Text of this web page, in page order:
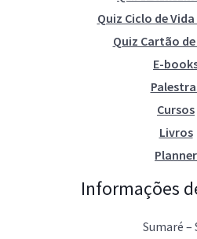
Quiz Ciclo de
Quiz Cartão
E-
Cursos
Livros
Planner
Informações
Sumaré –